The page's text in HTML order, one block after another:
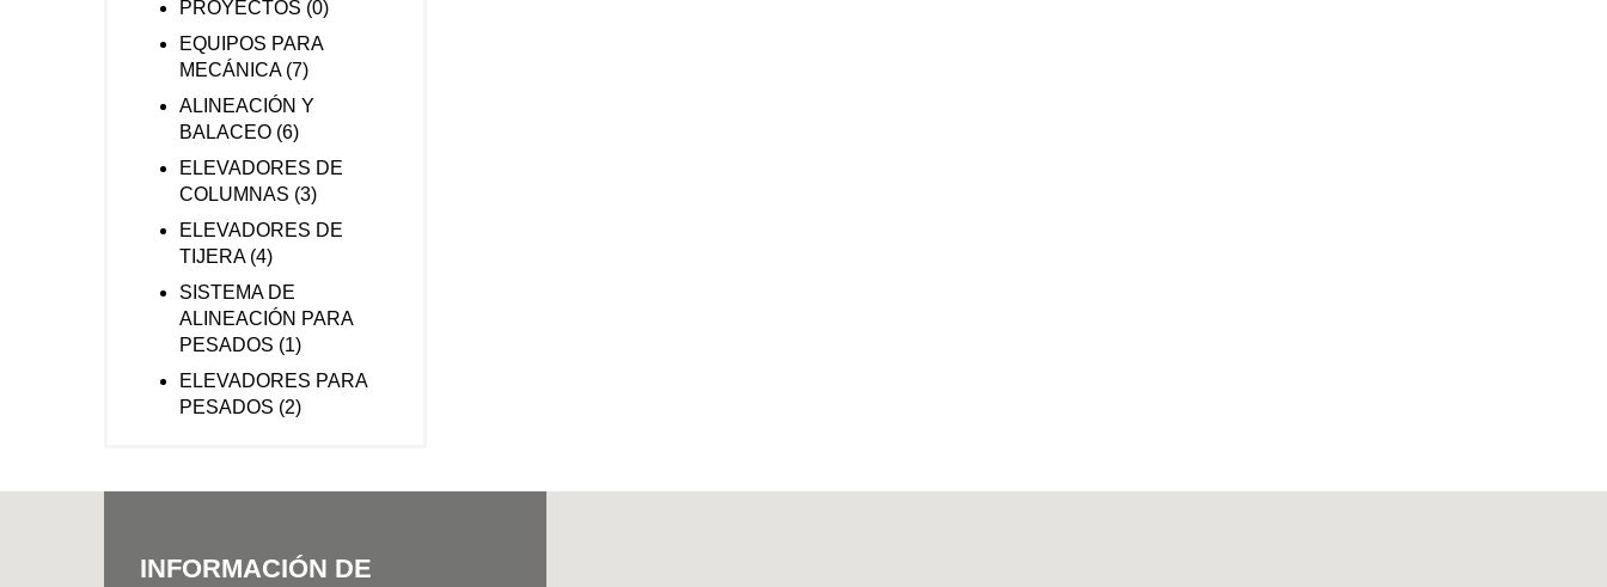
PROYECTOS (0)
EQUIPOS PARA
MECÁNICA (7)
ALINEACIÓN Y
BALACEO (6)
ELEVADORES DE
COLUMNAS (3)
ELEVADORES DE
TIJERA (4)
SISTEMA DE
ALINEACIÓN PARA
PESADOS (1)
ELEVADORES PARA
PESADOS (2)
INFORMACIÓN DE